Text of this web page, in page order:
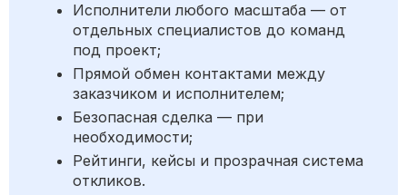
Исполнители любого масштаба — от
отдельных специалистов до команд
под проект;
Прямой обмен контактами между
заказчиком и исполнителем;
Безопасная сделка — при
необходимости;
Рейтинги, кейсы и прозрачная система
откликов.